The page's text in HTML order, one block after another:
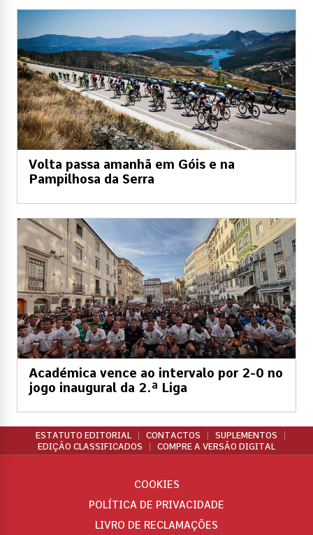
Volta passa amanhã em Góis e na
Pampilhosa da Serra
Académica vence ao intervalo por 2-0 no
jogo inaugural da 2.ª Liga
ESTATUTO EDITORIAL CONTACTOS
SUPLEMENTOS
EDIÇÃO CLASSIFICADOS
COMPRE A VERSÃO DIGITAL
COOKIES
POLÍTICA DE PRIVACIDADE
LIVRO DE RECLAMAÇÕES